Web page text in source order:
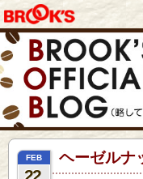
FEB ヘーゼルナ